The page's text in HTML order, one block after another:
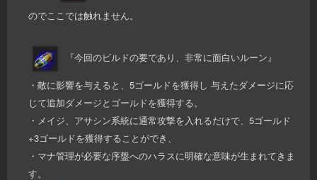
のでここでは触れません。
『今回のビルドの要であり、非常に面白いルーン』
・敵に影響を与えると、5ゴールドを獲得し 与えたダメージに応
じて追加ダメージとゴールドを獲得する。
・メイジ、アサシン系統に通常攻撃を入れるだけで、5ゴールド
+3ゴールドを獲得することができ、
・マナ管理が必要な序盤へのハラスに明確な意味が生まれてきま
す。